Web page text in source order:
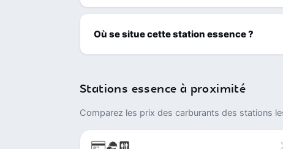
Où se situe cette station essence ?
Stations essence à proximité
Comparez les prix des carburants des stations